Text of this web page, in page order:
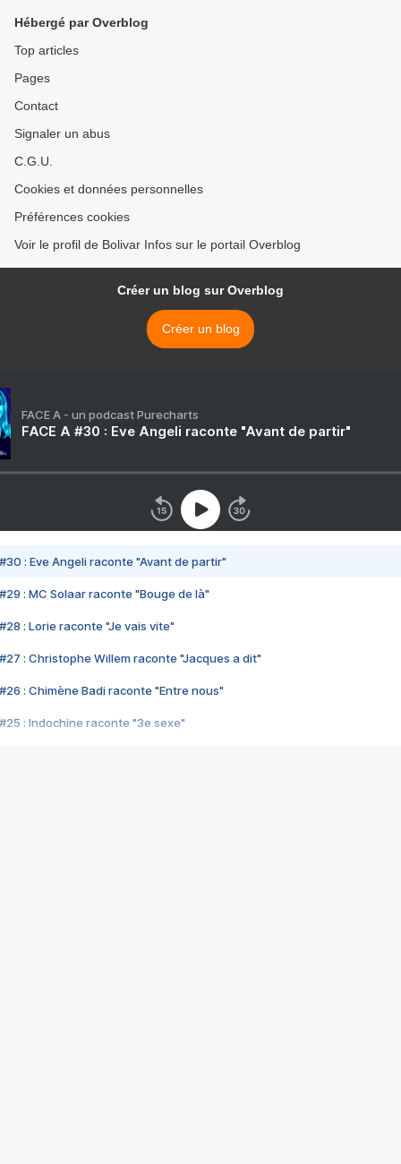
Hébergé par Overblog
Top articles
Pages
Contact
Signaler un abus
C.G.U.
Cookies et données personnelles
Préférences cookies
Voir le profil de Bolivar Infos sur le portail Overblog
Créer un blog sur Overblog
Créer un blog
FACE A - un podcast Purecharts
FACE A #30 : Eve Angeli raconte "Avant de partir"
#30 : Eve Angeli raconte "Avant de partir"
#29 : MC Solaar raconte "Bouge de là"
#28 : Lorie raconte "Je vais vite"
#27 : Christophe Willem raconte "Jacques a dit"
#26 : Chimène Badi raconte "Entre nous"
#25 : Indochine raconte "3e sexe"